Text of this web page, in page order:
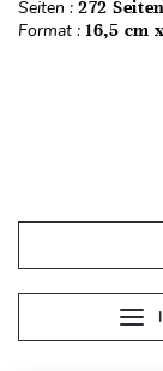
Seiten : 272 Seiten
Format : 16,5 cm